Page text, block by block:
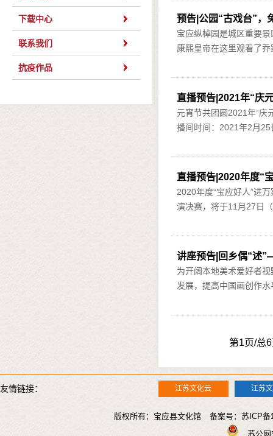
下载中心
联系我们
抗疫作品
预告|公园“古戏台”，
宝应纵棹园是城区重要
康熙皇帝在这里观看了
直播预告|2021年“庆
元宵节共团圆2021年“庆
播间时间：2021年2月
直播预告|2020年度“
2020年度“宝应好人”进
演决赛，将于11月27日
讲座预告|回乡偶“述
为开阔本地美术爱好者
发展，提高中国画创作
第1页/
友情链接： 江苏
江苏文化云
版权所有：宝应县文化馆 备案号： 苏ICP备
苏公网